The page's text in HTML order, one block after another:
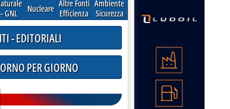
GNL
Nucleare Altre Fonti
Efficienza
Ambiente
Sicurezza
- EDITORIALI
PER GIORNO